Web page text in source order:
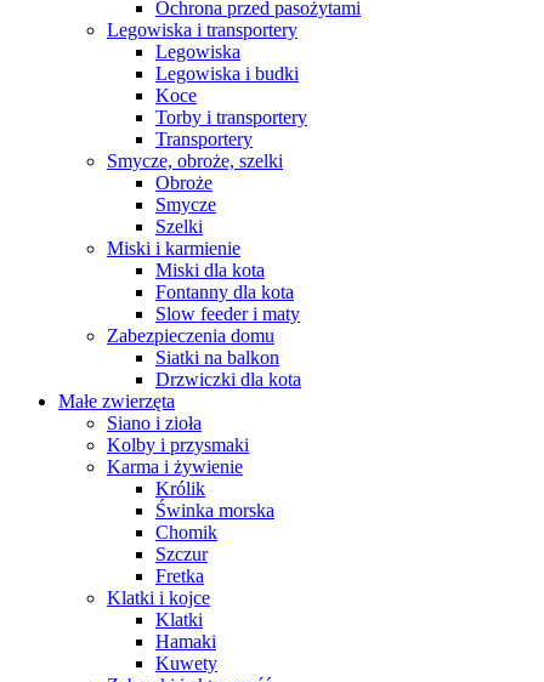
Ochrona przed pasożytami
Legowiska i transportery
Legowiska
Legowiska i budki
Koce
Torby i transportery
Transportery
Smycze, obroże, szelki
Obroże
Smycze
Szelki
Miski i karmienie
Miski dla kota
Fontanny dla kota
Slow feeder i maty
Zabezpieczenia domu
Siatki na balkon
Drzwiczki dla kota
Małe zwierzęta
Siano i zioła
Kolby i przysmaki
Karma i żywienie
Królik
Świnka morska
Chomik
Szczur
Fretka
Klatki i kojce
Klatki
Hamaki
Kuwety